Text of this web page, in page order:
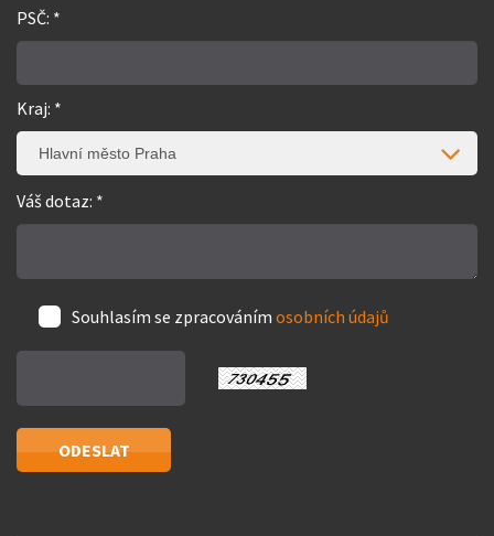
PSČ: *
Kraj: *
Hlavní město Praha
Váš dotaz: *
Souhlasím se zpracováním osobních údajů